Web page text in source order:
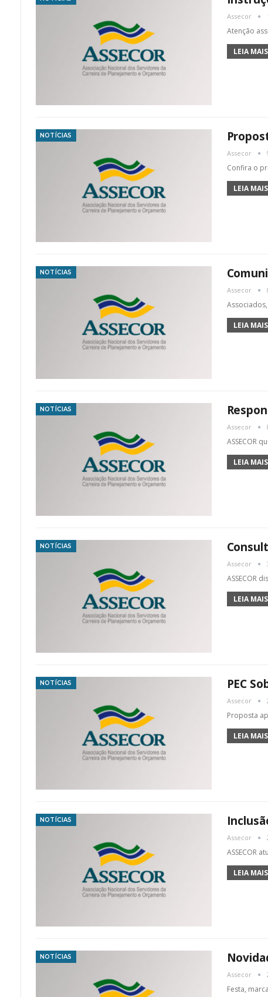
Assecor
Atenção
LEIA
NOTÍCIAS
Assecor
Confira o
LEIA
NOTÍCIAS
Assecor
LEIA
NOTÍCIAS
Assecor
ASSECOR
LEIA
NOTÍCIAS
Assecor
ASSECOR
LEIA
NOTÍCIAS PEC
Assecor
Proposta
LEIA
NOTÍCIAS
Assecor
ASSECOR
LEIA
NOTÍCIAS
Assecor
Festa,